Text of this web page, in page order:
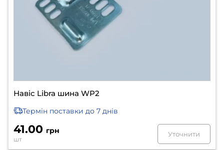
Навіс Libra шина WP2
Термін поставки до 7 днів
41.00 грн
шт
Уточнити